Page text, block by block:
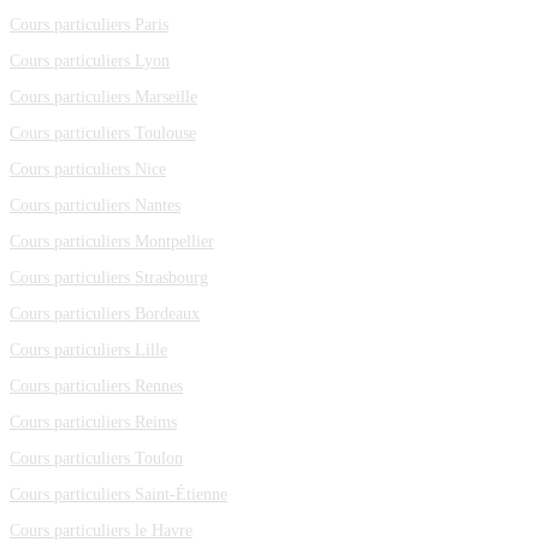
Cours particuliers Paris
Cours particuliers Lyon
Cours particuliers Marseille
Cours particuliers Toulouse
Cours particuliers Nice
Cours particuliers Nantes
Cours particuliers Montpellier
Cours particuliers Strasbourg
Cours particuliers Bordeaux
Cours particuliers Lille
Cours particuliers Rennes
Cours particuliers Reims
Cours particuliers Toulon
Cours particuliers Saint-Étienne
Cours particuliers le Havre